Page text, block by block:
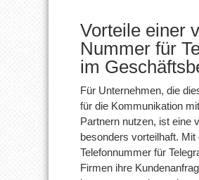
Vorteile einer
Nummer für
im
Für Unternehmen, die
für die Kommunikation
Partnern nutzen, ist eine
besonders vorteilhaft. Mit
Telefonnummer für
Firmen ihre